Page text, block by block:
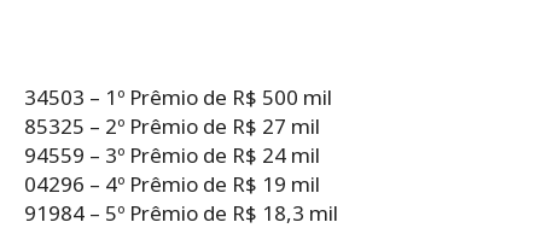
34503 – 1º Prêmio de R$ 500 mil
85325 – 2º Prêmio de R$ 27 mil
94559 – 3º Prêmio de R$ 24 mil
04296 – 4º Prêmio de R$ 19 mil
91984 – 5º Prêmio de R$ 18,3 mil